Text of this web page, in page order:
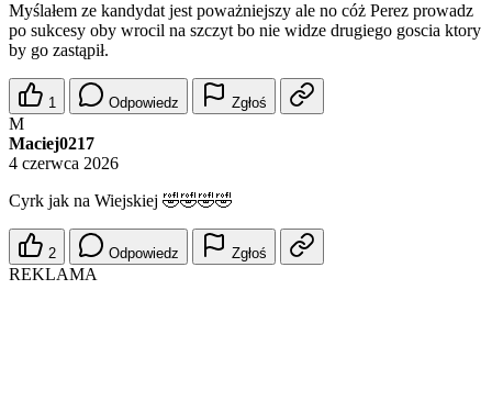
Myślałem ze kandydat jest poważniejszy ale no cóż Perez prowadz
po sukcesy oby wrocil na szczyt bo nie widze drugiego goscia ktory
by go zastąpił.
1 Odpowiedz Zgłoś
M
Maciej0217
4 czerwca 2026
Cyrk jak na Wiejskiej 🤣🤣🤣🤣
2 Odpowiedz Zgłoś
REKLAMA